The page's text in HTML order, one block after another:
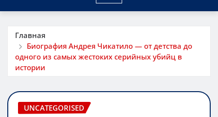
Главная
Биография Андрея Чикатило — от детства до
одного из самых жестоких серийных убийц в
истории
UNCATEGORISED